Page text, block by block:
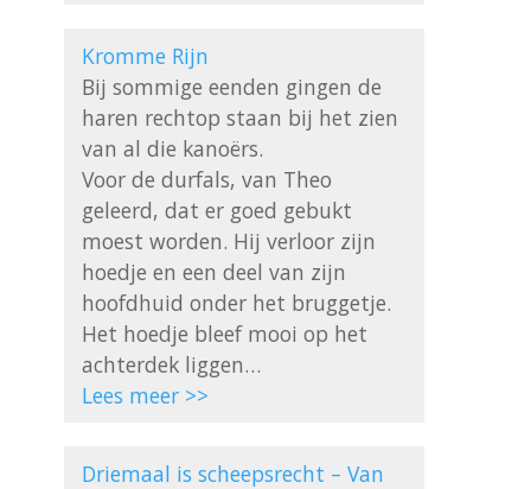
Kromme Rijn
Bij sommige eenden gingen de
haren rechtop staan bij het zien
van al die kanoërs.
Voor de durfals, van Theo
geleerd, dat er goed gebukt
moest worden. Hij verloor zijn
hoedje en een deel van zijn
hoofdhuid onder het bruggetje.
Het hoedje bleef mooi op het
Lees meer >>
Driemaal is scheepsrecht – Van